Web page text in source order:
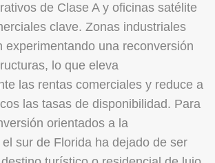
de Clase A y oficinas satélite
clave. Zonas industriales
experimentando una reconversión
lo que eleva
las rentas comerciales y reduce a
las tasas de disponibilidad. Para
orientados a la
sur de Florida ha dejado de ser